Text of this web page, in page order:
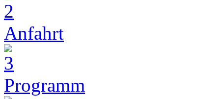
Anfahrt
Programm